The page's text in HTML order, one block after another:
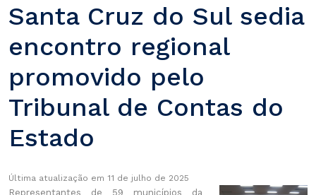
Santa Cruz do Sul sedia
encontro regional
promovido pelo
Tribunal de Contas do
Estado
Última atualização em 11 de julho de 2025
Representantes de 59 municípios da